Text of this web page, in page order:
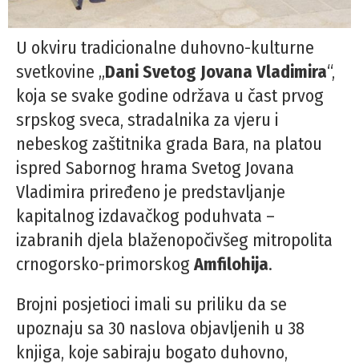
U okviru tradicionalne duhovno-kulturne
svetkovine „Dani Svetog Jovana Vladimira“,
koja se svake godine održava u čast prvog
srpskog sveca, stradalnika za vjeru i
nebeskog zaštitnika grada Bara, na platou
ispred Sabornog hrama Svetog Jovana
Vladimira priređeno je predstavljanje
kapitalnog izdavačkog poduhvata –
izabranih djela blaženopočivšeg mitropolita
crnogorsko-primorskog Amfilohija.
Brojni posjetioci imali su priliku da se
upoznaju sa 30 naslova objavljenih u 38
knjiga, koje sabiraju bogato duhovno,